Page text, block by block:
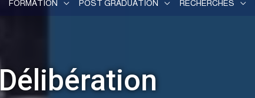
FORMATION POST GRADUATION RECHERCHES
Délibération